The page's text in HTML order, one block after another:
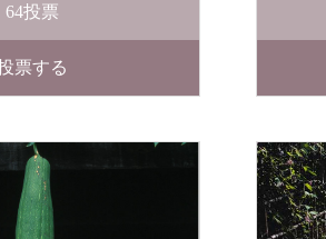
64投票
票する